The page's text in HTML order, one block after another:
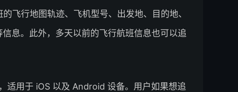
飞行地图轨迹、飞机型号、出发地、目的地、
息。此外，多天以前的飞行航班信息也可以追
用于 iOS 以及 Android 设备。用户如果想追